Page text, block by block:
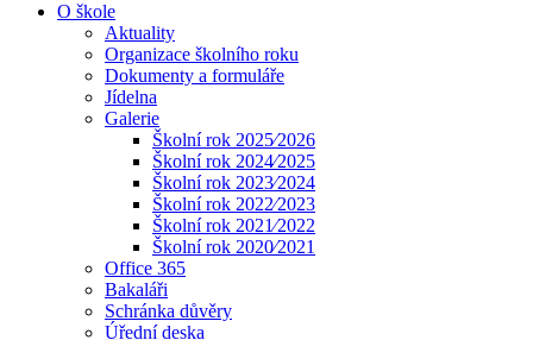
O škole
Aktuality
Organizace školního roku
Dokumenty a formuláře
Jídelna
Galerie
Školní rok 2025⁄2026
Školní rok 2024⁄2025
Školní rok 2023⁄2024
Školní rok 2022⁄2023
Školní rok 2021⁄2022
Školní rok 2020⁄2021
Office 365
Bakaláři
Schránka důvěry
Úřední deska